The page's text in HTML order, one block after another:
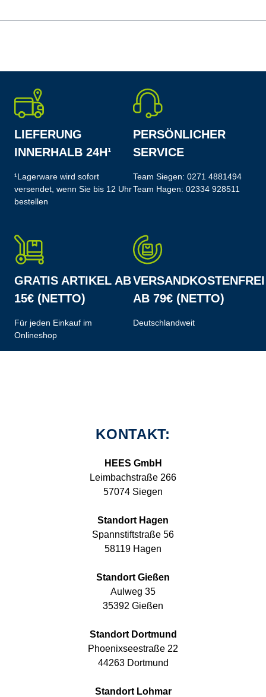
LIEFERUNG
INNERHALB 24H¹
¹Lagerware wird sofort
versendet, wenn Sie bis 12 Uhr
bestellen
PERSÖNLICHER
SERVICE
Team Siegen: 0271 4881494
Team Hagen: 02334 928511
GRATIS ARTIKEL AB
15€ (NETTO)
Für jeden Einkauf im
Onlineshop
VERSANDKOSTENFREI
AB 79€ (NETTO)
Deutschlandweit
KONTAKT:
HEES GmbH
Leimbachstraße 266
57074 Siegen
Standort Hagen
Spannstiftstraße 56
58119 Hagen
Standort Gießen
Aulweg 35
35392 Gießen
Standort Dortmund
Phoenixseestraße 22
44263 Dortmund
Standort Lohmar